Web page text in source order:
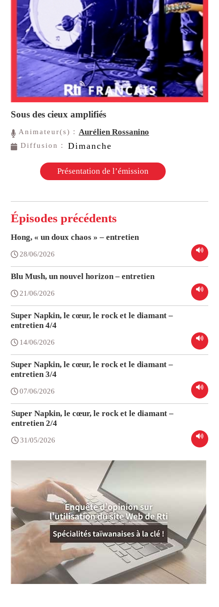
Sous des cieux amplifiés
Animateur(s)： Aurélien Rossanino
Diffusion： Dimanche
Présentation de l’émission
Épisodes précédents
Hong, « un doux chaos » – entretien
28/06/2026
Blu Mush, un nouvel horizon – entretien
21/06/2026
Super Napkin, le cœur, le rock et le diamant –
entretien 4/4
14/06/2026
Super Napkin, le cœur, le rock et le diamant –
entretien 3/4
07/06/2026
Super Napkin, le cœur, le rock et le diamant –
entretien 2/4
31/05/2026